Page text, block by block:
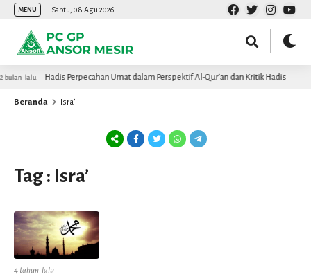
MENU Sabtu, 08 Agu 2026
bulan lalu Hadis Perpecahan Umat dalam Perspektif Al-Qur’an dan Kritik Hadis
Beranda Isra’
Tag : Isra’
4 tahun lalu